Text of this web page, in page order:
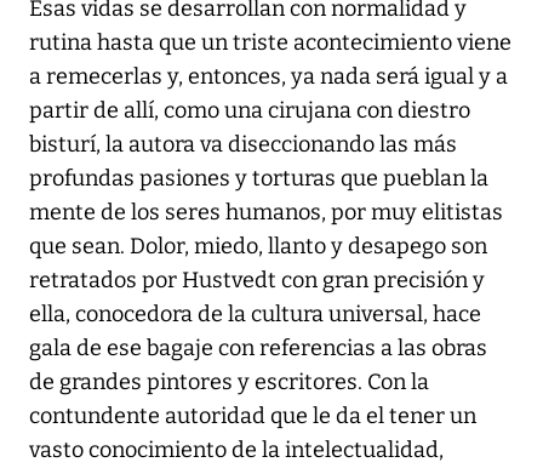
Esas vidas se desarrollan con normalidad y
rutina hasta que un triste acontecimiento viene
a remecerlas y, entonces, ya nada será igual y a
partir de allí, como una cirujana con diestro
bisturí, la autora va diseccionando las más
profundas pasiones y torturas que pueblan la
mente de los seres humanos, por muy elitistas
que sean. Dolor, miedo, llanto y desapego son
retratados por Hustvedt con gran precisión y
ella, conocedora de la cultura universal, hace
gala de ese bagaje con referencias a las obras
de grandes pintores y escritores. Con la
contundente autoridad que le da el tener un
vasto conocimiento de la intelectualidad,